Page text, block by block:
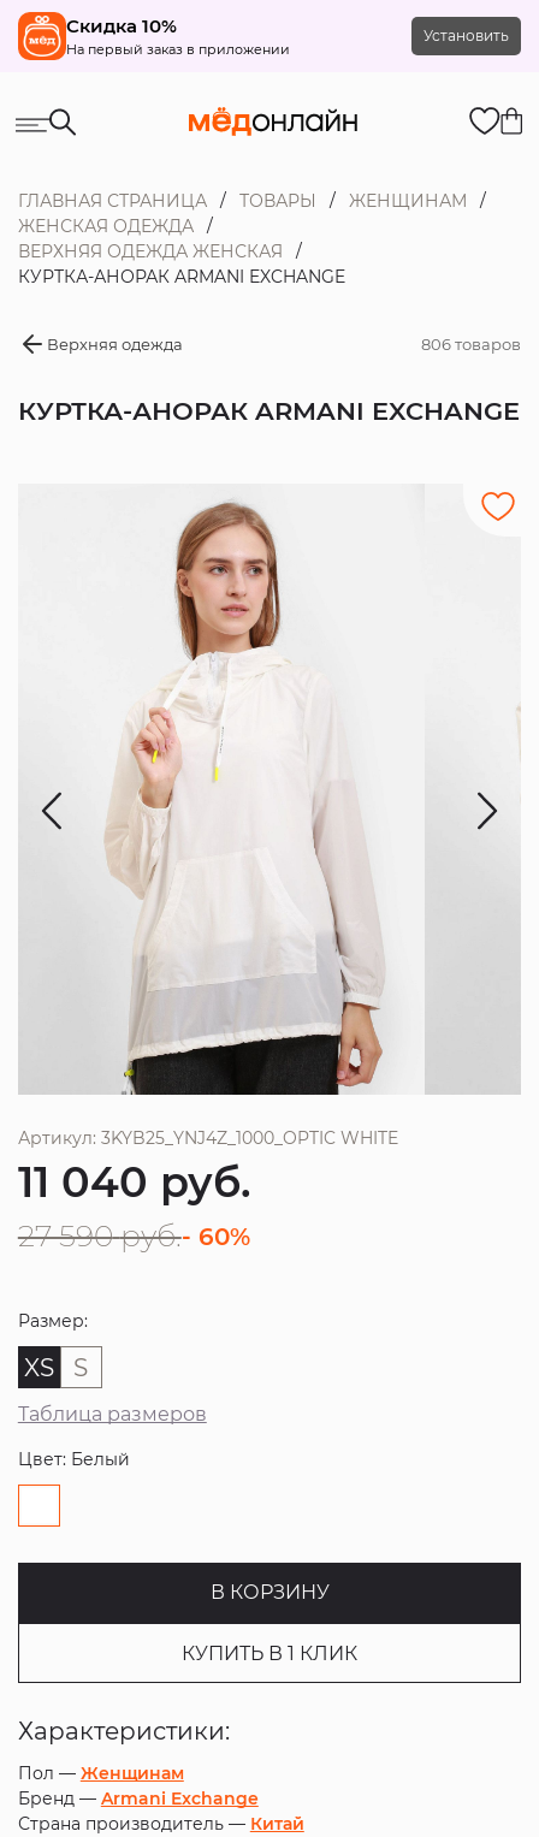
Скидка 10%
На первый заказ в приложении
Установить
ГЛАВНАЯ СТРАНИЦА ТОВАРЫ
ЖЕНЩИНАМ
ЖЕНСКАЯ ОДЕЖДА
ВЕРХНЯЯ ОДЕЖДА ЖЕНСКАЯ
КУРТКА-АНОРАК ARMANI EXCHANGE
Верхняя одежда 806 товаров
КУРТКА-АНОРАК ARMANI EXCHANGE
Артикул: 3KYB25_YNJ4Z_1000_OPTIC WHITE
11 040 руб.
27 590 руб.- 60%
Размер:
XS S
Таблица размеров
Цвет: Белый
В КОРЗИНУ
КУПИТЬ В 1 КЛИК
Характеристики:
Пол — Женщинам
Бренд — Armani Exchange
Страна производитель — Китай